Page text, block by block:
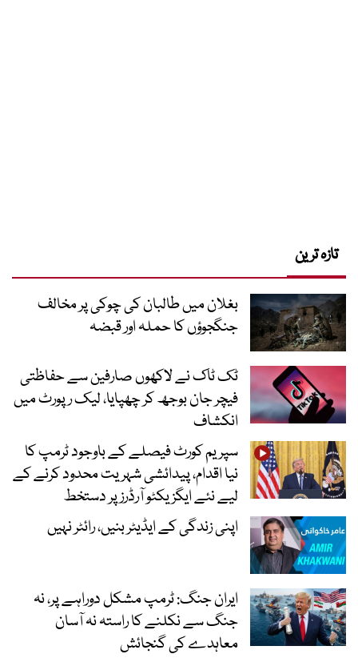
تازہ ترین
بغلان میں طالبان کی چوکی پر مخالف
جنگجوؤں کا حملہ اور قبضہ
ٹک ٹاک نے لاکھوں صارفین سے حفاظتی
فیچر جان بوجھ کر چھپایا، لیک رپورٹ میں
انکشاف
سپریم کورٹ فیصلے کے باوجود ٹرمپ کا
نیا اقدام، پیدائشی شہریت محدود کرنے کے
لیے نئے ایگزیکٹو آرڈرز پر دستخط
اپنی زندگی کے ایڈیٹر بنیں، رائٹر نہیں
ایران جنگ: ٹرمپ مشکل دوراہے پر، نہ
جنگ سے نکلنے کا راستہ نہ آسان
معاہدے کی گنجائش